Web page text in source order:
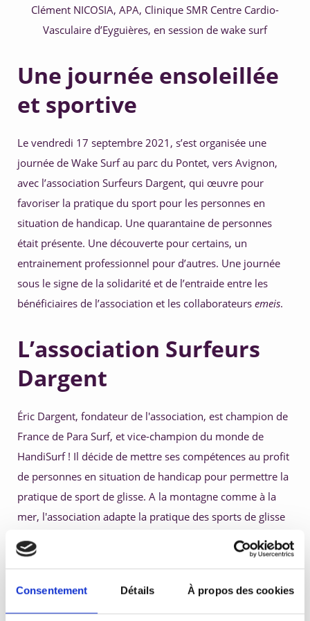
Consentement Détails À propos des cookies
5. Développer ses compétences
Clément NICOSIA, APA, Clinique SMR Centre Cardio-
Vasculaire d’Eyguières, en session de wake surf
Une journée ensoleillée
et sportive
Le vendredi 17 septembre 2021, s’est organisée une
journée de Wake Surf au parc du Pontet, vers Avignon,
avec l’association Surfeurs Dargent, qui œuvre pour
favoriser la pratique du sport pour les personnes en
situation de handicap. Une quarantaine de personnes
était présente. Une découverte pour certains, un
entrainement professionnel pour d’autres. Une journée
sous le signe de la solidarité et de l’entraide entre les
bénéficiaires de l’association et les collaborateurs emeis.
L’association Surfeurs
Dargent
Éric Dargent, fondateur de l'association, est champion de
France de Para Surf, et vice-champion du monde de
HandiSurf ! Il décide de mettre ses compétences au profit
de personnes en situation de handicap pour permettre la
pratique de sport de glisse. A la montagne comme à la
mer, l'association adapte la pratique des sports de glisse